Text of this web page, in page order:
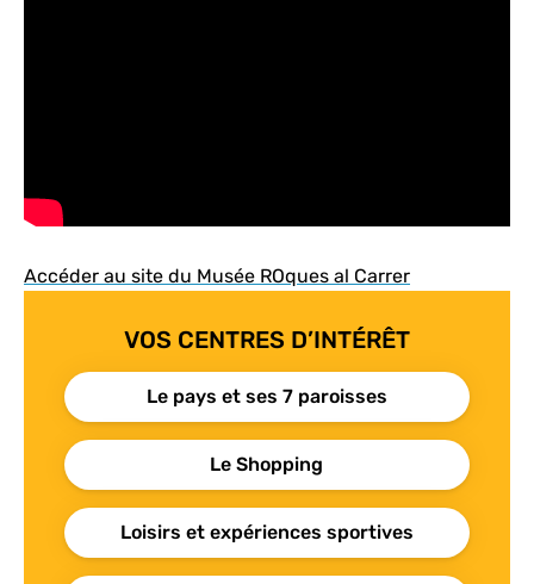
Accéder au site du Musée ROques al Carrer
VOS CENTRES D’INTÉRÊT
Le pays et ses 7 paroisses
Le Shopping
Loisirs et expériences sportives